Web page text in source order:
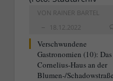
VON RAINER BARTEL
18.12.2022
Verschwundene
Gastronomien (10): Das
Cornelius-Haus an der
Blumen-/